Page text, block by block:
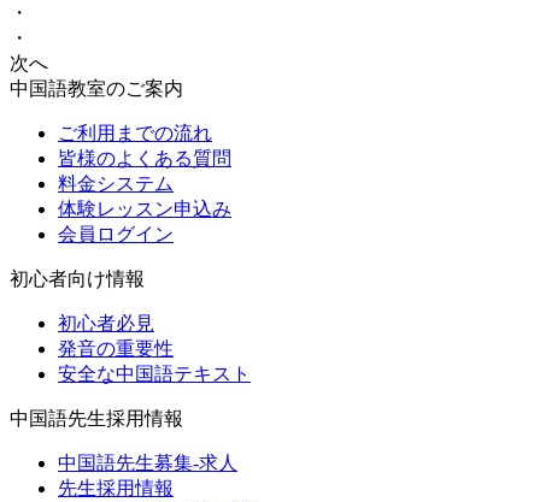
・
・
次へ
中国語教室のご案内
ご利用までの流れ
皆様のよくある質問
料金システム
体験レッスン申込み
会員ログイン
初心者向け情報
初心者必見
発音の重要性
安全な中国語テキスト
中国語先生採用情報
中国語先生募集-求人
先生採用情報